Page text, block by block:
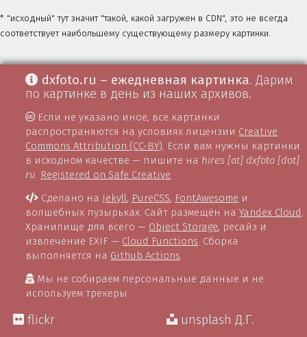
* "исходный" тут значит "такой, какой загружен в CDN", это не всегда
соответствует наибольшему существующему размеру картинки.
dxfoto.ru – ежедневная картинка. Дарим
по картинке в день из наших архивов.
Если не указано иное, все картинки
распространяются на условиях лицензии Creative
Commons Attribution (CC-BY). Если вам нужны картинки
в исходном качестве — пишите на hires [at] dxfoto [dot]
ru. Registered on Safe Creative
Сделано на Jekyll, PureCSS, FontAwesome и
волшебных пузырьках. Сайт размещён наYandex Cloud.
Хранилище для всего — Object Storage, ресайз и
извлечение EXIF — Cloud Functions. Сборка
выполняется на Github Actions.
Мы не собираем персональные данные и не
используем трекеры.
flickr unsplash Д.Г.